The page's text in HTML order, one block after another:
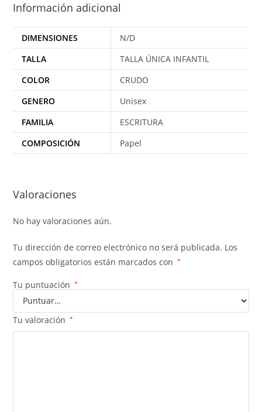
Información adicional
DIMENSIONES
N/D
TALLA
TALLA ÚNICA INFANTIL
COLOR
CRUDO
GENERO
Unisex
FAMILIA
ESCRITURA
COMPOSICIÓN
Papel
Valoraciones
No hay valoraciones aún.
Tu dirección de correo electrónico no será publicada. Los
campos obligatorios están marcados con
*
Tu puntuación *
Tu valoración *